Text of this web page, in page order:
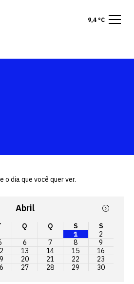
9,4 °C
o dia que você quer ver.
Abril
Q Q S
S
1
2
6 7 8
9
13 14 15
16
20 21 22
23
27 28 29 30